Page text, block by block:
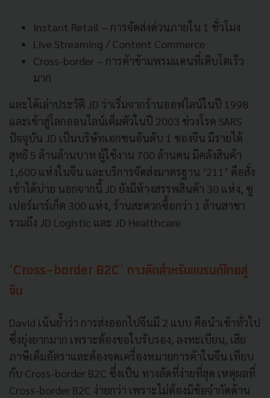
Instant Retail – การจัดส่งด่วนภายใน 1 ชั่วโมง
Live Streaming / Content Commerce
Cross-border – การค้าข้ามพรมแดนที่เติบโตเร็ว
มาก
และได้เล่าประวัติ JD ว่าเริ่มจากร้านออฟไลน์ในปี 1998
และเข้าสู่โลกออนไลน์เต็มตัวในปี 2003 ช่วงโรค SARS
ปัจจุบัน JD เป็นบริษัทเอกชนอันดับ 1 ของจีน มีรายได้
สุทธิ 5 ล้านล้านบาท ผู้ใช้งาน 700 ล้านคน มีคลังสินค้า
1,600 แห่งในจีน และบริการจัดส่งมาตรฐาน ‘211’ คือสั่ง
เช้าได้บ่าย นอกจากนี้ JD ยังมีห้างสรรพสินค้า 30 แห่ง, ซู
เปอร์มาร์เก็ต 300 แห่ง, ร้านสะดวกซื้อกว่า 1 ล้านสาขา
รวมถึง JD Logistic และ JD Healthcare
‘Cross-border B2C’ ทางลัดสำหรับแบรนด์ไทยสู่
จีน
David เน้นย้ำว่า การส่งออกไปจีนมี 2 แบบ คือนำเข้าทั่วไป
ซึ่งยุ่งยากมาก เพราะต้องขอใบรับรอง, ลงทะเบียน, เสีย
ภาษีเต็มอัตราและต้องจดเครื่องหมายการค้าในจีน เทียบ
กับ Cross-border B2C ซึ่งเป็น ทางลัดที่ง่ายที่สุด เหตุผลที่
Cross-border B2C ง่ายกว่า เพราะไม่ต้องมีข้อจำกัดด้าน